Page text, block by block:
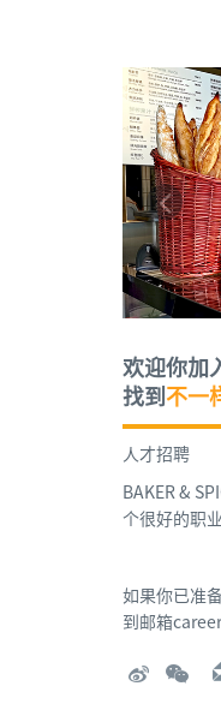
欢迎你加
找到 不一
人才招聘
BAKER &
个很好的职
如果你已准
到邮箱